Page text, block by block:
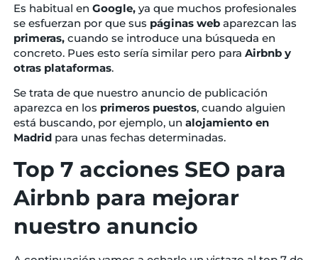
Es habitual en Google,ya que muchos profesionales
se esfuerzan por que sus páginas webaparezcan las
primeras,cuando se introduce una búsqueda en
concreto. Pues esto sería similar pero para Airbnb y
otras plataformas.
Se trata de que nuestro anuncio de publicación
aparezca en los primeros puestos, cuando alguien
está buscando, por ejemplo, un alojamiento en
Madridpara unas fechas determinadas.
Top 7 acciones SEO para
Airbnb para mejorar
nuestro anuncio